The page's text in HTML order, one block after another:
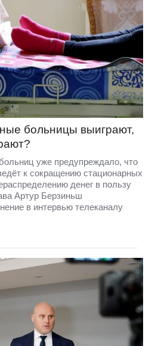
больницы выиграют,
уже предупреждало, что
к сокращению стационарных
денег в пользу
Артур Берзиньш
в интервью телеканалу